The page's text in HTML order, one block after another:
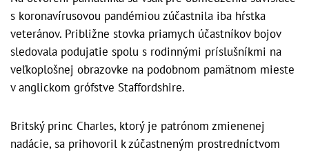
s koronavírusovou pandémiou zúčastnila iba hŕstka
veteránov. Približne stovka priamych účastníkov bojov
sledovala podujatie spolu s rodinnými príslušníkmi na
veľkoplošnej obrazovke na podobnom pamätnom mieste
v anglickom grófstve Staffordshire.
Britský princ Charles, ktorý je patrónom zmienenej
nadácie, sa prihovoril k zúčastneným prostredníctvom